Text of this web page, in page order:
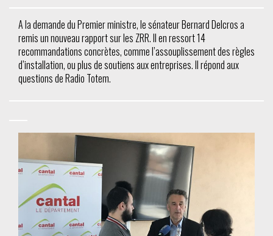
A la demande du Premier ministre, le sénateur Bernard Delcros a
remis un nouveau rapport sur les ZRR. Il en ressort 14
recommandations concrètes, comme l’assouplissement des règles
d’installation, ou plus de soutiens aux entreprises. Il répond aux
questions de Radio Totem.